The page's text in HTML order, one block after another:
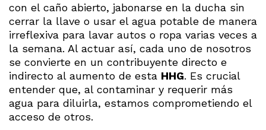
con el caño abierto, jabonarse en la ducha sin
cerrar la llave o usar el agua potable de manera
irreflexiva para lavar autos o ropa varias veces a
la semana. Al actuar así, cada uno de nosotros
se convierte en un contribuyente directo e
indirecto al aumento de esta HHG. Es crucial
entender que, al contaminar y requerir más
agua para diluirla, estamos comprometiendo el
acceso de otros.